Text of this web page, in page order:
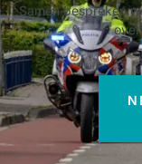
Samen bespreken